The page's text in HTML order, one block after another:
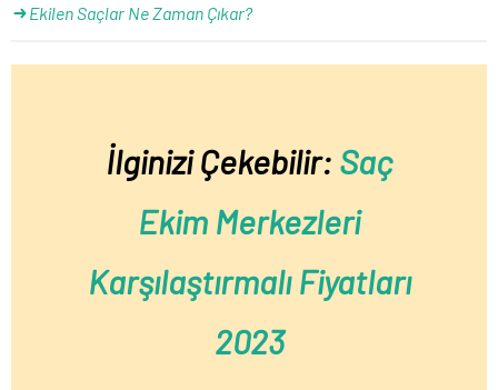
Ekilen Saçlar Ne Zaman Çıkar?
İlginizi Çekebilir: Saç
Ekim Merkezleri
Karşılaştırmalı Fiyatları
2023